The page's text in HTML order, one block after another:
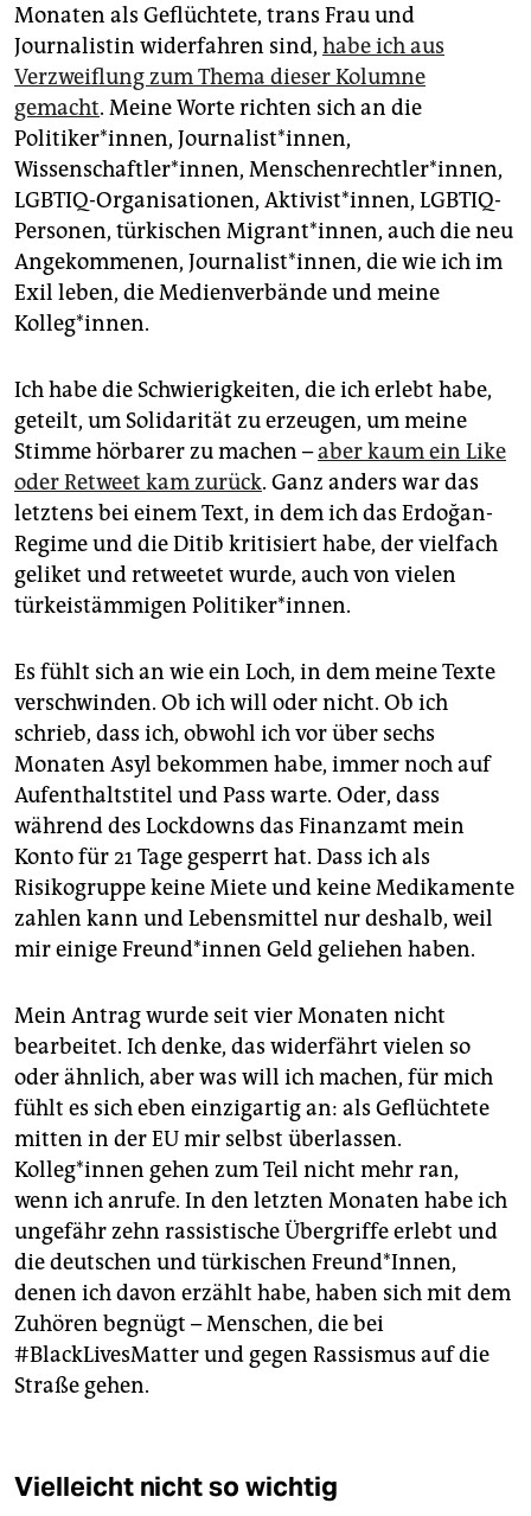
epaper login
Monaten als Geflüchtete, trans Frau und
Journalistin widerfahren sind, habe ich aus
Verzweiflung zum Thema dieser Kolumne
gemacht. Meine Worte richten sich an die
Politiker*innen, Journalist*innen,
Wissenschaftler*innen, Menschenrechtler*innen,
LGBTIQ-Organisationen, Aktivist*innen, LGBTIQ-
Personen, türkischen Migrant*innen, auch die neu
Angekommenen, Journalist*innen, die wie ich im
Exil leben, die Medienverbände und meine
Kolleg*innen.
Ich habe die Schwierigkeiten, die ich erlebt habe,
geteilt, um Solidarität zu erzeugen, um meine
Stimme hörbarer zu machen –aber kaum ein Like
oder Retweet kam zurück. Ganz anders war das
letztens bei einem Text, in dem ich das Erdoğan-
Regime und die Ditib kritisiert habe, der vielfach
geliket und retweetet wurde, auch von vielen
türkeistämmigen Politiker*innen.
Es fühlt sich an wie ein Loch, in dem meine Texte
verschwinden. Ob ich will oder nicht. Ob ich
schrieb, dass ich, obwohl ich vor über sechs
Monaten Asyl bekommen habe, immer noch auf
Aufenthaltstitel und Pass warte. Oder, dass
während des Lockdowns das Finanzamt mein
Konto für 21 Tage gesperrt hat. Dass ich als
Risikogruppe keine Miete und keine Medikamente
zahlen kann und Lebensmittel nur deshalb, weil
mir einige Freund*innen Geld geliehen haben.
Mein Antrag wurde seit vier Monaten nicht
bearbeitet. Ich denke, das widerfährt vielen so
oder ähnlich, aber was will ich machen, für mich
fühlt es sich eben einzigartig an: als Geflüchtete
mitten in der EU mir selbst überlassen.
Kolleg*innen gehen zum Teil nicht mehr ran,
wenn ich anrufe. In den letzten Monaten habe ich
ungefähr zehn rassistische Übergriffe erlebt und
die deutschen und türkischen Freund*Innen,
denen ich davon erzählt habe, haben sich mit dem
Zuhören begnügt – Menschen, die bei
#BlackLivesMatter und gegen Rassismus auf die
Straße gehen.
Vielleicht nicht so wichtig